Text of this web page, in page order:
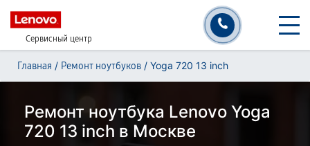
Сервисный центр
Главная / Ремонт ноутбуков / Yoga 720 13 inch
Ремонт ноутбука Lenovo Yoga
720 13 inch в Москве